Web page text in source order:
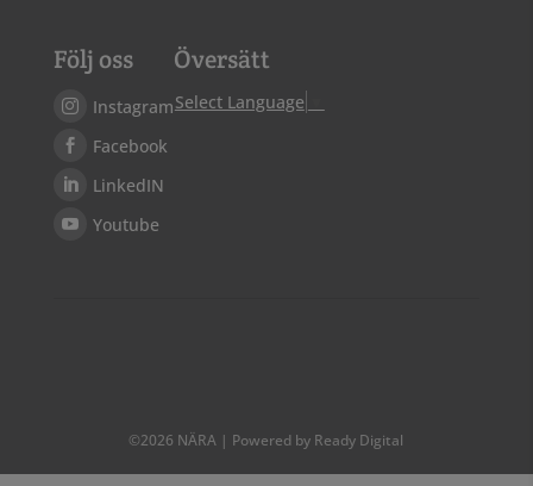
Följ oss
Instagram
Facebook
LinkedIN
Youtube
Översätt
Select Language
©2026 NÄRA | Powered by Ready Digital